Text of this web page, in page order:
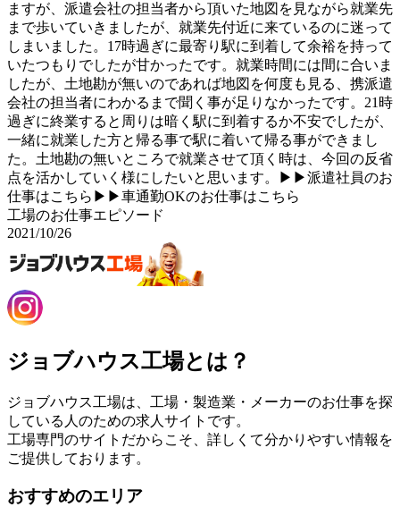
ますが、派遣会社の担当者から頂いた地図を見ながら就業先
まで歩いていきましたが、就業先付近に来ているのに迷って
しまいました。17時過ぎに最寄り駅に到着して余裕を持って
いたつもりでしたが甘かったです。就業時間には間に合いま
したが、土地勘が無いのであれば地図を何度も見る、携派遣
会社の担当者にわかるまで聞く事が足りなかったです。21時
過ぎに終業すると周りは暗く駅に到着するか不安でしたが、
一緒に就業した方と帰る事で駅に着いて帰る事ができまし
た。土地勘の無いところで就業させて頂く時は、今回の反省
点を活かしていく様にしたいと思います。▶▶派遣社員のお
仕事はこちら▶▶車通勤OKのお仕事はこちら
工場のお仕事エピソード
2021/10/26
ジョブハウス工場とは？
ジョブハウス工場は、工場・製造業・メーカーのお仕事を探
している人のための求人サイトです。
工場専門のサイトだからこそ、詳しくて分かりやすい情報を
ご提供しております。
おすすめのエリア